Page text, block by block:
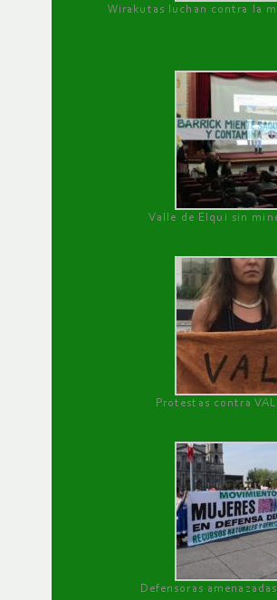
Wirakutas luchan contra la
Valle de Elqui sin
Protestas contra
Defensoras